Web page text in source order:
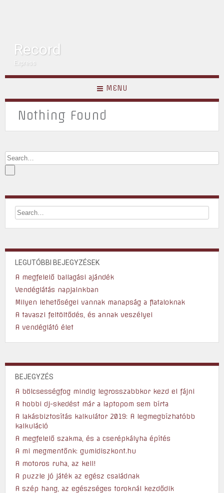
Record
Express
MENU
Nothing Found
LEGUTÓBBI BEJEGYZÉSEK
A megfelelő ballagási ajándék
Vendéglátás napjainkban
Milyen lehetőségei vannak manapság a fiataloknak
A tavaszi feltöltődés, és annak veszélyei
A vendéglátó élet
BEJEGYZÉS
A bölcsességfog mindig legrosszabbkor kezd el fájni
A hobbi dj-skedést már a laptopom sem bírta
A lakásbiztosítás kalkulátor 2019: A legmegbízhatóbb
kalkuláció
A megfelelő szakma, és a cserépkályha építés
A mi megmentőnk: gumidiszkont.hu
A motoros ruha, az kell!
A puzzle jó játék az egész családnak
A szép hang, az egészséges toroknál kezdődik